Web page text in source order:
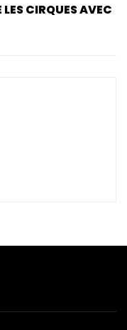
CIRQUES AVEC